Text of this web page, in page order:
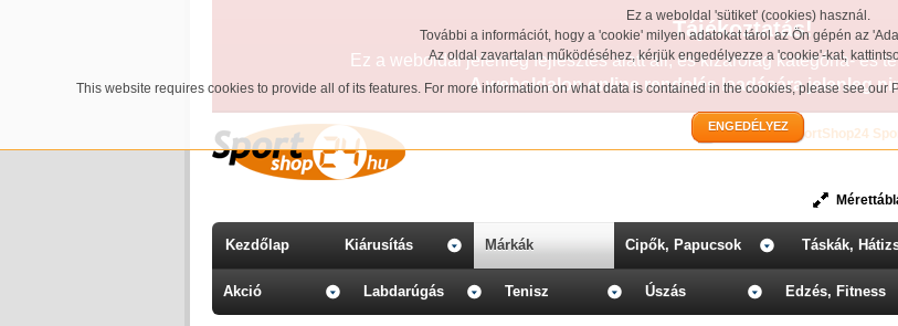
Ez a weboldal 'sütiket' (cookies) használ.
További a információt, hogy a 'cookie' milyen adatokat tárol az Ön gépén az
Az oldal zavartalan működéséhez, kérjük engedélyezze a 'cookie'-kat,
This website requires cookies to provide all of its features. For more information on what data is contained in the cookies, please see our
ENGEDÉLYEZ
Tájékoztatás!
Ez a weboldal jelenleg fejlesztés alatt áll, és kizárólag kategória- és
A weboldalon online rendelés leadására jelenleg
Üdvözöljük a SportShop24
Kezdőlap Kiárusítás Márkák Cipők, Papucsok Táskák,
Akció Labdarúgás Tenisz Úszás Edzés, Fitness